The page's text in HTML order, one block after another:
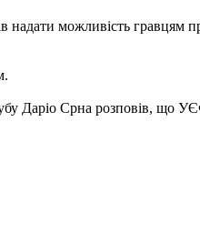
надати можливість гравцям
Даріо Срна розповів,